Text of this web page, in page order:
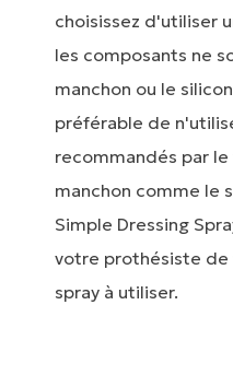
choisissez d'utiliser
les composants ne
manchon ou le
préférable de
recommandés par
manchon comme le
Simple Dressing
votre prothésiste de
spray à utiliser.